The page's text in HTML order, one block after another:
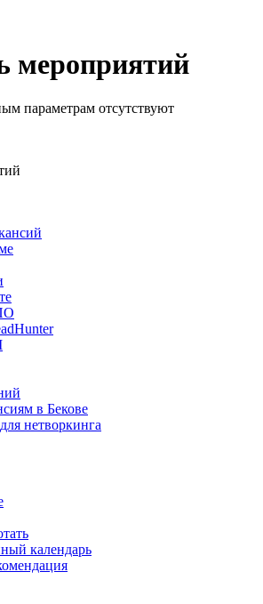
мероприятий
параметрам отсутствуют
в Бекове
нетворкинга
календарь